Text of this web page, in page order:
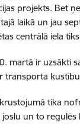
projekts. Bet
laikā un jau
centrālā iela
martā ir uzsākti
transporta
tika
un to